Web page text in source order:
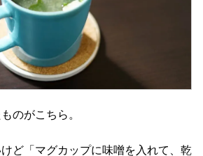
のがこちら。
ど「マグカップに味噌を入れて、乾